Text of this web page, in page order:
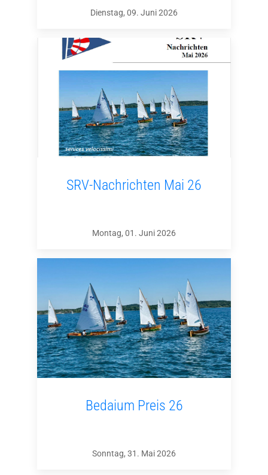
Dienstag, 09. Juni 2026
SRV-Nachrichten Mai 26
Montag, 01. Juni 2026
Bedaium Preis 26
Sonntag, 31. Mai 2026